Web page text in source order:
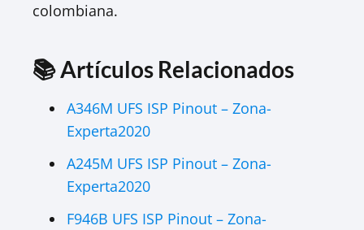
colombiana.
📚 Artículos Relacionados
A346M UFS ISP Pinout – Zona-
Experta2020
A245M UFS ISP Pinout – Zona-
Experta2020
F946B UFS ISP Pinout – Zona-